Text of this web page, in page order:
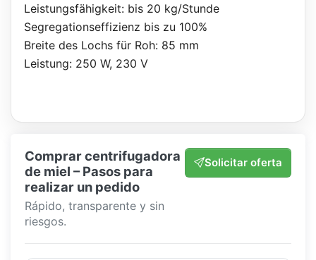
Leistungsfähigkeit: bis 20 kg/Stunde
Segregationseffizienz bis zu 100%
Breite des Lochs für Roh: 85 mm
Leistung: 250 W, 230 V
Comprar centrifugadora
de miel – Pasos para
realizar un pedido
Rápido, transparente y sin
riesgos.
Solicitar oferta